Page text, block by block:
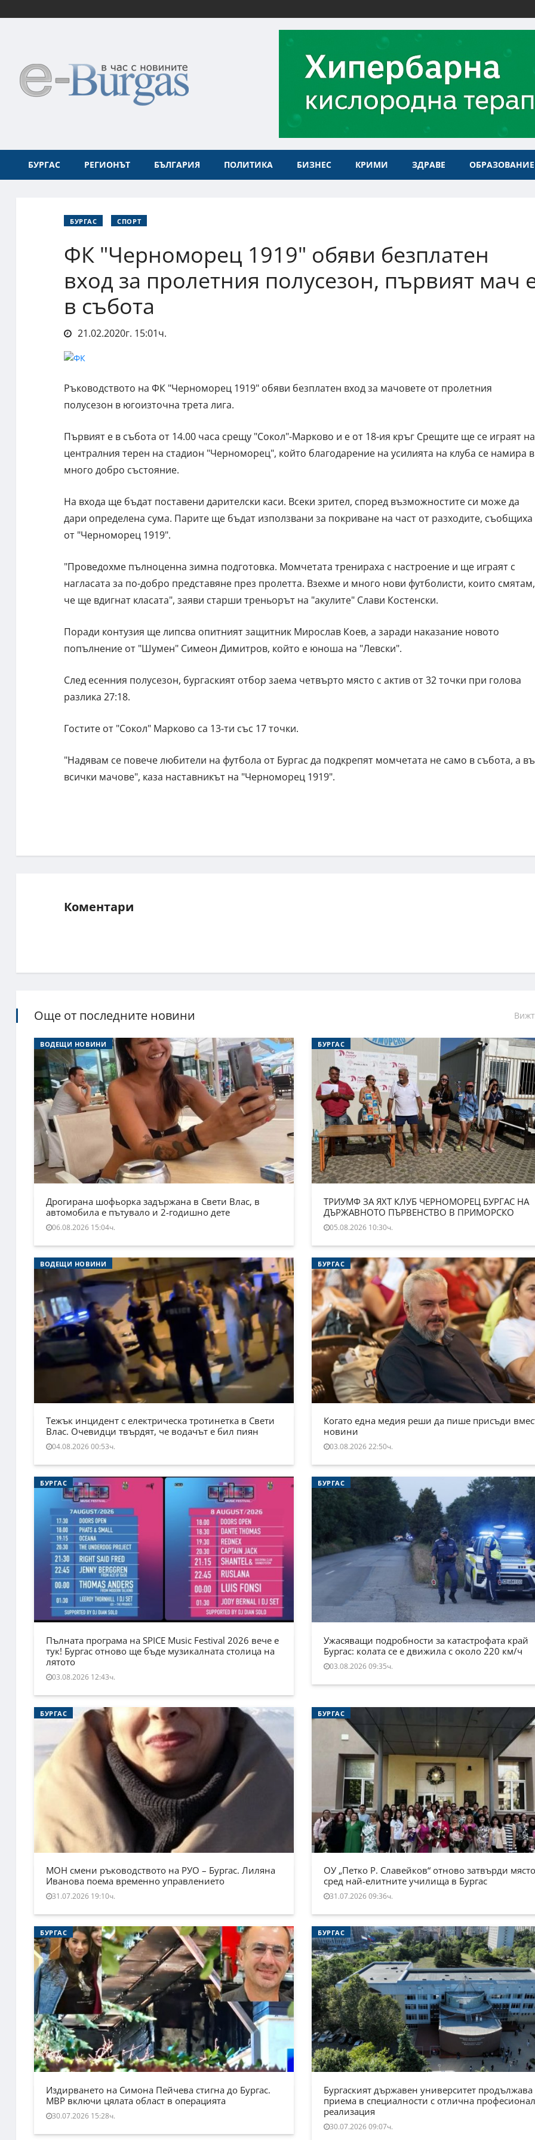
БУРГАС РЕГИОНЪТ БЪЛГАРИЯ ПОЛИТИКА БИЗНЕС КРИМИ ЗДРАВЕ ОБРАЗОВАНИЕ
БУРГАС СПОРТ
ФК "Черноморец 1919" обяви безплатен
вход за пролетния полусезон, първият мач
в събота
21.02.2020г. 15:01ч.
Ръководството на ФК "Черноморец 1919" обяви безплатен вход за мачовете от пролетния
полусезон в югоизточна трета лига.
Първият е в събота от 14.00 часа срещу "Сокол"-Марково и е от 18-ия кръг Срещите ще се играят на
централния терен на стадион "Черноморец", който благодарение на усилията на клуба се намира в
много добро състояние.
На входа ще бъдат поставени дарителски каси. Всеки зрител, според възможностите си може да
дари определена сума. Парите ще бъдат използвани за покриване на част от разходите, съобщиха
от "Черноморец 1919".
"Проведохме пълноценна зимна подготовка. Момчетата тренираха с настроение и ще играят с
нагласата за по-добро представяне през пролетта. Взехме и много нови футболисти, които смятам,
че ще вдигнат класата", заяви старши треньорът на "акулите" Слави Костенски.
Поради контузия ще липсва опитният защитник Мирослав Коев, а заради наказание новото
попълнение от "Шумен" Симеон Димитров, който е юноша на "Левски".
След есенния полусезон, бургаският отбор заема четвърто място с актив от 32 точки при голова
разлика 27:18.
Гостите от "Сокол" Марково са 13-ти със 17 точки.
"Надявам се повече любители на футбола от Бургас да подкрепят момчетата не само в събота, а
всички мачове", каза наставникът на "Черноморец 1919".
Коментари
Още от последните новини
ВОДЕЩИ НОВИНИ
Дрогирана шофьорка задържана в Свети Влас, в
автомобила е пътувало и 2-годишно дете
06.08.2026 15:04ч.
БУРГАС
ТРИУМФ ЗА ЯХТ КЛУБ ЧЕРНОМОРЕЦ БУРГАС НА
ДЪРЖАВНОТО ПЪРВЕНСТВО В ПРИМОРСКО
05.08.2026 10:30ч.
ВОДЕЩИ НОВИНИ
Тежък инцидент с електрическа тротинетка в Свети
Влас. Очевидци твърдят, че водачът е бил пиян
04.08.2026 00:53ч.
БУРГАС
Когато една медия реши да пише присъди
новини
03.08.2026 22:50ч.
БУРГАС
Пълната програма на SPICE Music Festival 2026 вече е
тук! Бургас отново ще бъде музикалната столица на
лятото
03.08.2026 12:43ч.
БУРГАС
Ужасяващи подробности за катастрофата край
Бургас: колата се е движила с около 220 км/ч
03.08.2026 09:35ч.
БУРГАС
МОН смени ръководството на РУО – Бургас. Лиляна
Иванова поема временно управлението
31.07.2026 19:10ч.
БУРГАС
ОУ „Петко Р. Славейков“ отново затвърди
сред най-елитните училища в Бургас
31.07.2026 09:36ч.
БУРГАС
Издирването на Симона Пейчева стигна до Бургас.
МВР включи цялата област в операцията
30.07.2026 15:28ч.
БУРГАС
Бургаският държавен университет продължава
приема в специалности с отлична
реализация
30.07.2026 09:07ч.